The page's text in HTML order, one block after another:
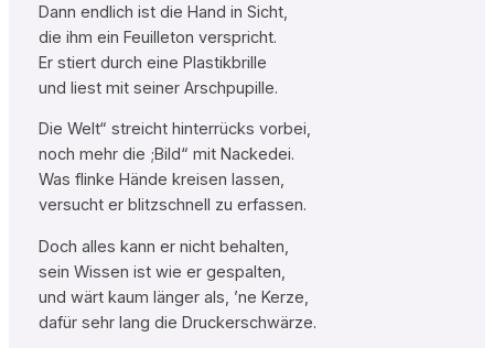
Dann endlich ist die Hand in Sicht,
die ihm ein Feuilleton verspricht.
Er stiert durch eine Plastikbrille
und liest mit seiner Arschpupille.
Die Welt“ streicht hinterrücks vorbei,
noch mehr die ;Bild“ mit Nackedei.
Was flinke Hände kreisen lassen,
versucht er blitzschnell zu erfassen.
Doch alles kann er nicht behalten,
sein Wissen ist wie er gespalten,
und wärt kaum länger als, ’ne Kerze,
dafür sehr lang die Druckerschwärze.